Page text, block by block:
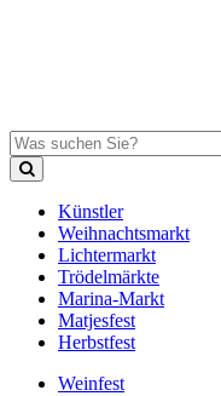
Künstler
Weihnachtsmarkt
Lichtermarkt
Trödelmärkte
Marina-Markt
Matjesfest
Herbstfest
Weinfest